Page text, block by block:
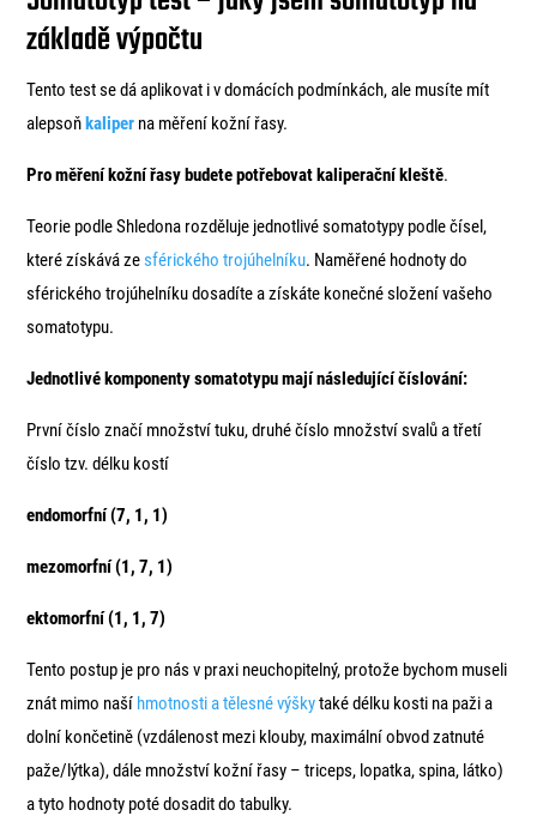
základě výpočtu
Tento test se dá aplikovat i v domácích podmínkách, ale musíte mít
alepsoňkaliper na měření kožní řasy.
Pro měření kožní řasy budete potřebovat kaliperační kleště.
Teorie podle Shledona rozděluje jednotlivé somatotypy podle čísel,
které získává ze sférického trojúhelníku. Naměřené hodnoty do
sférického trojúhelníku dosadíte a získáte konečné složení vašeho
somatotypu.
Jednotlivé komponenty somatotypu mají následující číslování:
První číslo značí množství tuku, druhé číslo množství svalů a třetí
číslo tzv. délku kostí
endomorfní (7, 1, 1)
mezomorfní (1, 7, 1)
ektomorfní (1, 1, 7)
Tento postup je pro nás v praxi neuchopitelný, protože bychom museli
znát mimo naší hmotnosti a tělesné výškytaké délku kosti na paži a
dolní končetině (vzdálenost mezi klouby, maximální obvod zatnuté
paže/lýtka), dále množství kožní řasy – triceps, lopatka, spina, látko)
a tyto hodnoty poté dosadit do tabulky.